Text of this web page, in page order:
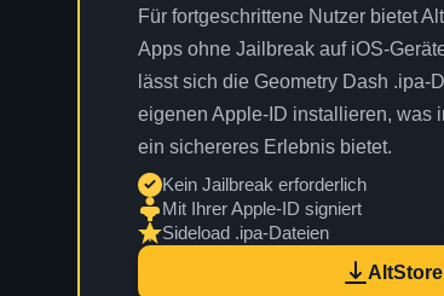
Für fortgeschrittene Nutzer bietet
Apps ohne Jailbreak auf iOS-
lässt sich die Geometry Dash .ipa-
eigenen Apple-ID installieren, was
ein sichereres Erlebnis bietet.
Kein Jailbreak erforderlich
Mit Ihrer Apple-ID signiert
Sideload .ipa-Dateien